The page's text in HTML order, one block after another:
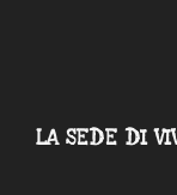
LA SEDE DI